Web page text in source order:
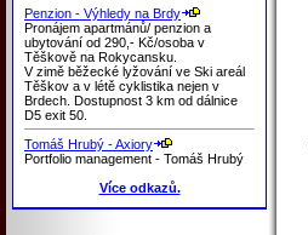
Penzion - Výhledy na Brdy
Pronájem apartmánů/ penzion a
ubytování od 290,- Kč/osoba v
Těškově na Rokycansku.
V zimě běžecké lyžování ve Ski areál
Těškov a v létě cyklistika nejen v
Brdech. Dostupnost 3 km od dálnice
D5 exit 50.
Tomáš Hrubý - Axiory
Portfolio management - Tomáš Hrubý
Více odkazů.